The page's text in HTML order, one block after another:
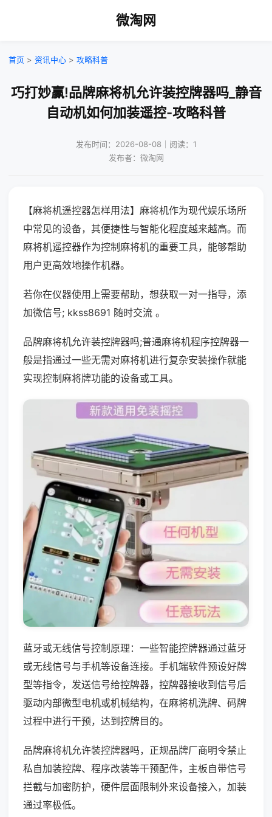
微淘网
首页 > 资讯中心 > 攻略科普
巧打妙赢!品牌麻将机允许装控牌器吗_静音
自动机如何加装遥控-攻略科普
发布时间：2026-08-08｜阅读：1
发布者：微淘网
【麻将机遥控器怎样用法】麻将机作为现代娱乐场所
中常见的设备，其便捷性与智能化程度越来越高。而
麻将机遥控器作为控制麻将机的重要工具，能够帮助
用户更高效地操作机器。
若你在仪器使用上需要帮助，想获取一对一指导，添
加微信号; kkss8691 随时交流 。
品牌麻将机允许装控牌器吗;普通麻将机程序控牌器一
般是指通过一些无需对麻将机进行复杂安装操作就能
实现控制麻将牌功能的设备或工具。
蓝牙或无线信号控制原理：一些智能控牌器通过蓝牙
或无线信号与手机等设备连接。手机端软件预设好牌
型等指令，发送信号给控牌器，控牌器接收到信号后
驱动内部微型电机或机械结构，在麻将机洗牌、码牌
过程中进行干预，达到控牌目的。
品牌麻将机允许装控牌器吗，正规品牌厂商明令禁止
私自加装控牌、程序改装等干预配件，主板自带信号
拦截与加密防护，硬件层面限制外来设备接入，加装
通过率极低。